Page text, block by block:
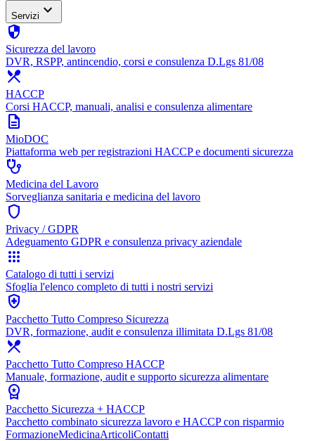
Servizi expand_more
security
Sicurezza del lavoro
DVR, RSPP, antincendio, corsi e consulenza D.Lgs 81/08
restaurant_menu
HACCP
Corsi HACCP, manuali, analisi e consulenza alimentare
description
MioDOC
Piattaforma web per registrazioni HACCP e documenti sicurezza
stethoscope
Medicina del Lavoro
Sorveglianza sanitaria e medicina del lavoro
shield
Privacy / GDPR
Adeguamento GDPR e consulenza privacy aziendale
apps
Catalogo di tutti i servizi
Sfoglia l'elenco completo di tutti i nostri servizi
health_and_safety
Pacchetto Tutto Compreso Sicurezza
DVR, formazione, audit e consulenza illimitata D.Lgs 81/08
restaurant_menu
Pacchetto Tutto Compreso HACCP
Manuale, formazione, audit e supporto sicurezza alimentare
workspace_premium
Pacchetto Sicurezza + HACCP
Pacchetto combinato sicurezza lavoro e HACCP con risparmio
FormazioneMedicinaArticoliContatti